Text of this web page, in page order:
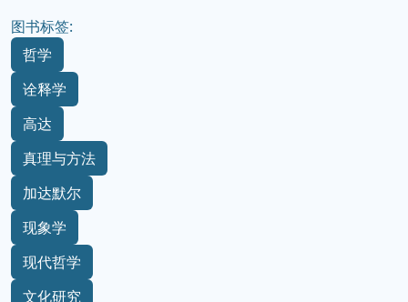
图书标签:
哲学
诠释学
高达
真理与方法
加达默尔
现象学
现代哲学
文化研究